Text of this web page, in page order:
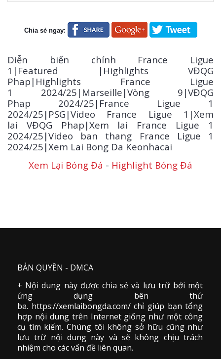
Chia sẻ ngay:
Diễn biến chính France Ligue
1|Featured |Highlights VĐQG
Phap|Highlights France Ligue
1
2024/25 |Marseille|Vòng 9|VĐQG
Phap 2024/25|France Ligue 1
2024/25|PSG|Video France Ligue 1|Xem
lai VĐQG Phap|Xem lai France Ligue 1
2024/25|Video ban thang France Ligue 1
2024/25|Xem Lai Bong Da Keonhacai
Xem Lại Bóng Đá - Highlight Bóng Đá
BẢN QUYỀN - DMCA
+ Nội dung này được chia sẻ và lưu trữ bởi một
ứng dụng bên thứ
ba. https://xemlaibongda.com/ chỉ giúp bạn tổng
hợp nội dung trên Internet giống như một công
cụ tìm kiếm. Chúng tôi không sở hữu cũng như
lưu trữ nội dung này và sẽ không chịu trách
nhiệm cho các vấn đề liên quan.